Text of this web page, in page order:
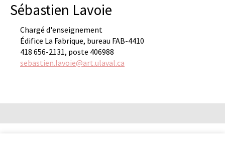
Sébastien Lavoie
Chargé d'enseignement
Édifice La Fabrique, bureau FAB-4410
418 656-2131, poste 406988
sebastien.lavoie@art.ulaval.ca